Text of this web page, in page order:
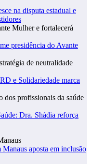
na disputa estadual e
presidência do Avante
e Solidariedade marca
Dra. Shádia reforça
aposta em inclusão